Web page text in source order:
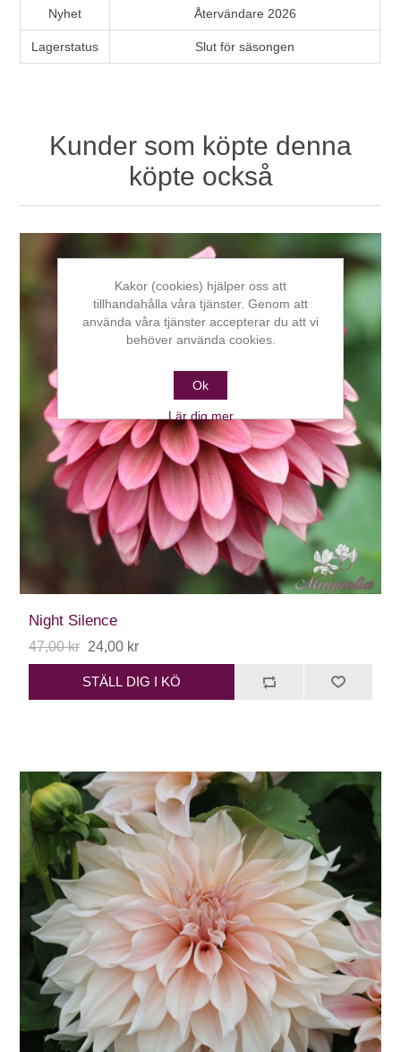
Nyhet Återvändare 2026
Lagerstatus Slut för säsongen
Kunder som köpte denna
köpte också
Night Silence
47,00 kr 24,00 kr
STÄLL DIG I KÖ
Kakor (cookies) hjälper oss att
tillhandahålla våra tjänster. Genom att
använda våra tjänster accepterar du att vi
behöver använda cookies.
Ok
Lär dig mer